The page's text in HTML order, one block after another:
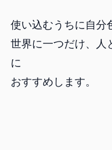
使い込むうちに自分
世界に一つだけ、人
に
おすすめします。